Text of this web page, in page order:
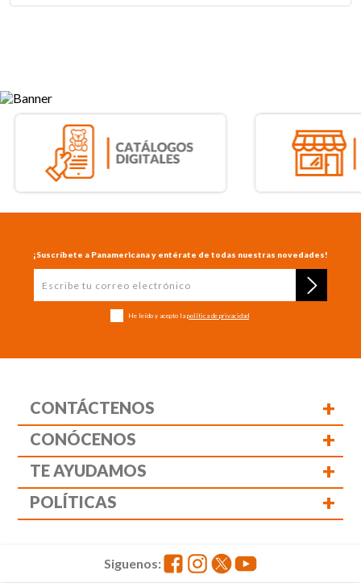
¡Suscríbete a Panamericana y entérate de todas nuestras novedades!
He leído y acepto la política de privacidad
CONTÁCTENOS +
CONÓCENOS +
TE AYUDAMOS +
POLÍTICAS +
Siguenos: